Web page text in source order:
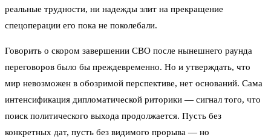
реальные трудности, ни надежды элит на прекращение
спецоперации его пока не поколебали.
Говорить о скором завершении СВО после нынешнего раунда
переговоров было бы преждевременно. Но и утверждать, что
мир невозможен в обозримой перспективе, нет оснований. Сама
интенсификация дипломатической риторики — сигнал того, что
поиск политического выхода продолжается. Пусть без
конкретных дат, пусть без видимого прорыва — но